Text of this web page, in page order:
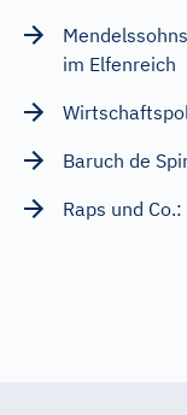
im Elfenreich
Baruch de
Raps und